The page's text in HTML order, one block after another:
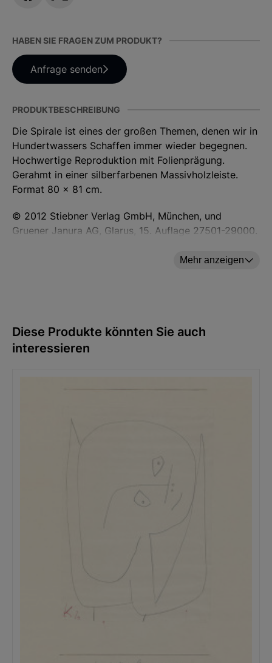
HABEN SIE FRAGEN ZUM PRODUKT?
Anfrage senden
PRODUKTBESCHREIBUNG
Die Spirale ist eines der großen Themen, denen wir in
Hundertwassers Schaffen immer wieder begegnen.
Hochwertige Reproduktion mit Folienprägung.
Gerahmt in einer silberfarbenen Massivholzleiste.
Format 80 × 81 cm.
© 2012 Stiebner Verlag GmbH, München, und
Gruener Janura AG, Glarus, 15. Auflage 27501-29000.
Bödekerstraße 13, 30161 Hannover, Deutschland E-
Mail: info@arsmundi.de
Mehr anzeigen
Diese Produkte könnten Sie auch
interessieren